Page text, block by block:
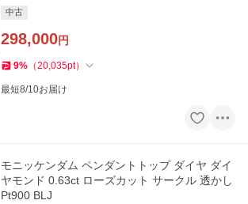
中古
298,000円
9% （20,035pt）
最短8/10お届け
モニッケンダム ペンダントトップ ダイヤ ダイ
ヤモンド 0.63ct ローズカット サークル 透かし
Pt900 BLJ